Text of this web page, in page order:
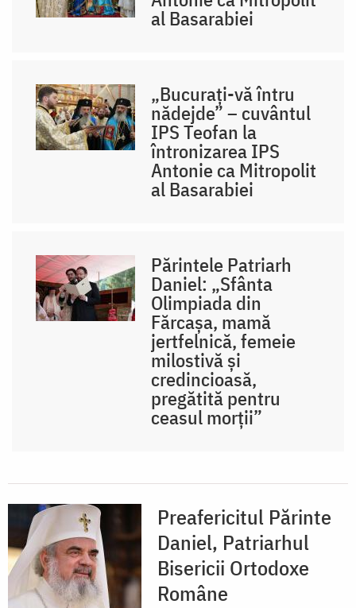
al Basarabiei
„Bucurați-vă întru
nădejde” – cuvântul
IPS Teofan la
întronizarea IPS
Antonie ca Mitropolit
al Basarabiei
Părintele Patriarh
Daniel: „Sfânta
Olimpiada din
Fărcașa, mamă
jertfelnică, femeie
milostivă și
credincioasă,
pregătită pentru
ceasul morții”
Preafericitul Părinte
Daniel, Patriarhul
Bisericii Ortodoxe
Române